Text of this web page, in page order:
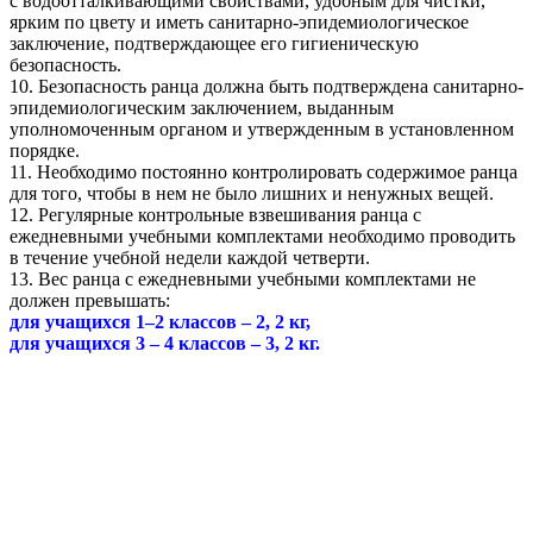
ярким по цвету и иметь санитарно-эпидемиологическое
заключение, подтверждающее его гигиеническую
безопасность.
10. Безопасность ранца должна быть подтверждена санитарно-
эпидемиологическим заключением, выданным
уполномоченным органом и утвержденным в установленном
порядке.
11. Необходимо постоянно контролировать содержимое ранца
для того, чтобы в нем не было лишних и ненужных вещей.
12. Регулярные контрольные взвешивания ранца с
ежедневными учебными комплектами необходимо проводить
в течение учебной недели каждой четверти.
13. Вес ранца с ежедневными учебными комплектами не
должен превышать:
для учащихся 1–2 классов – 2, 2 кг,
для учащихся 3 – 4 классов – 3, 2 кг.